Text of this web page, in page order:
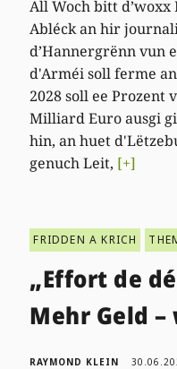
All Woch bitt d’woxx
Abléck an hir
d’Hannergrënn vun
d'Arméi soll ferme
2028 soll ee Prozent
Milliard Euro ausgi
hin, an huet
genuch Leit, [+]
FRIDDEN A KRICH
„Effort de
Mehr Geld –
RAYMOND KLEIN